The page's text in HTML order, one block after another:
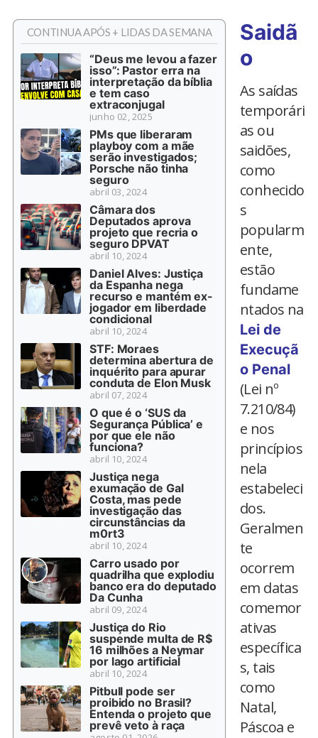
CONTINUA APÓS + LIDAS DA SEMANA
“Deus me levou a fazer
isso”: Pastor erra na
interpretação da bíblia
e tem caso
extraconjugal
junho 02, 2025
PMs que liberaram
playboy com a mãe
serão investigados;
Porsche não tinha
seguro
abril 03, 2024
Câmara dos
Deputados aprova
projeto que recria o
seguro DPVAT
abril 10, 2024
Daniel Alves: Justiça
da Espanha nega
recurso e mantém ex-
jogador em liberdade
condicional
abril 10, 2024
STF: Moraes
determina abertura de
inquérito para apurar
conduta de Elon Musk
abril 07, 2024
O que é o ‘SUS da
Segurança Pública’ e
por que ele não
funciona?
abril 10, 2024
Justiça nega
exumação de Gal
Costa, mas pede
investigação das
circunstâncias da
m0rt3
abril 10, 2024
Carro usado por
quadrilha que explodiu
banco era do deputado
Da Cunha
abril 09, 2024
Justiça do Rio
suspende multa de R$
16 milhões a Neymar
por lago artificial
abril 10, 2024
Pitbull pode ser
proibido no Brasil?
Entenda o projeto que
prevê veto à raça
Saidã
o
As saídas
temporári
as ou
saidões,
como
conhecido
s
popularm
ente,
estão
fundame
ntados na
Lei de
Execuçã
o Penal
(Lei nº
7.210/84)
e nos
princípios
nela
estabeleci
dos.
Geralmen
te
ocorrem
em datas
comemor
ativas
específica
s, tais
como
Natal,
Páscoa e